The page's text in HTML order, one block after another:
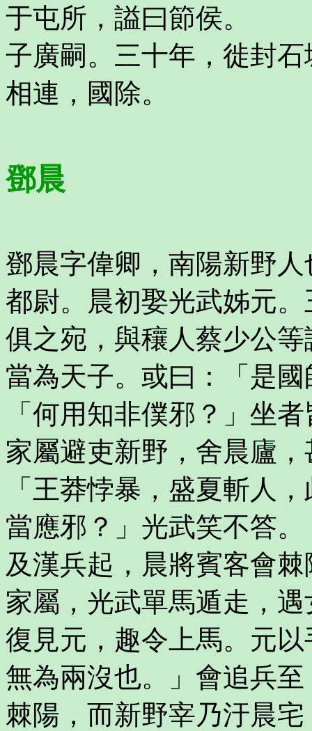
于屯所，謚曰節侯。
子廣嗣。三十年，徙封
相連，國除。
鄧晨
鄧晨字偉卿，南陽新野
都尉。晨初娶光武姊元
俱之宛，與穰人蔡少公
當為天子。或曰：「是
「何用知非僕邪？」坐
家屬避吏新野，舍晨廬
「王莽悖暴，盛夏斬人
當應邪？」光武笑不答。
及漢兵起，晨將賓客會
家屬，光武單馬遁走，
復見元，趣令上馬。元
無為兩沒也。」會追兵
棘陽，而新野宰乃汙晨